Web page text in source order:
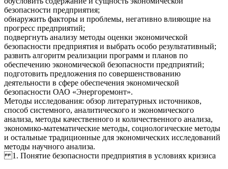
безопасности предприятия;
обнаружить факторы и проблемы, негативно влияющие на
прогресс предприятий;
подвергнуть анализу методы оценки экономической
безопасности предприятия и выбрать особо результативный;
развить алгоритм реализации программ и планов по
обеспечению экономической безопасности предприятий;
подготовить предложения по совершенствованию
деятельности в сфере обеспечения экономической
безопасности ОАО «Энергоремонт».
Методы исследования: обзор литературных источников,
способ системного, аналитического и экономического
анализа, методы качественного и количественного анализа,
экономико-математические методы, социологические методы
и остальные традиционные для экономических исследований
методы научного анализа.
1. Понятие безопасности предприятия в условиях кризиса